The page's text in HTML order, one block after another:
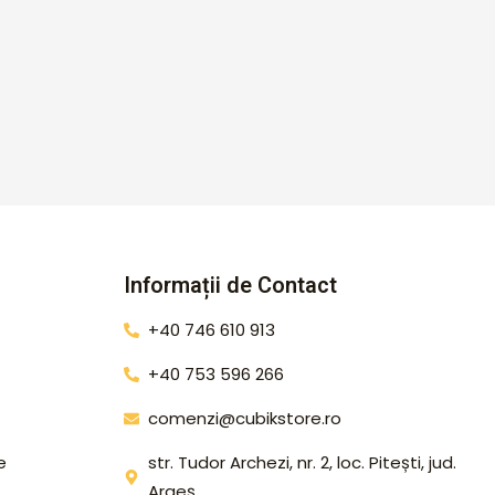
Informații de Contact
+40 746 610 913
+40 753 596 266
comenzi@cubikstore.ro
str. Tudor Archezi, nr. 2, loc. Pitești, jud.